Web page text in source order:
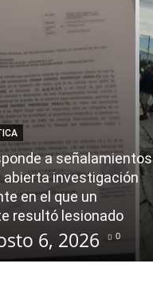
a señalamientos
abierta investigación
en el que un
resultó lesionado
6, 2026 0